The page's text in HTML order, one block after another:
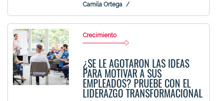
Camila Ortega
Crecimiento
¿SE LE AGOTARON LAS IDEAS
PARA MOTIVAR A SUS
EMPLEADOS? PRUEBE CON EL
LIDERAZGO TRANSFORMACIONAL